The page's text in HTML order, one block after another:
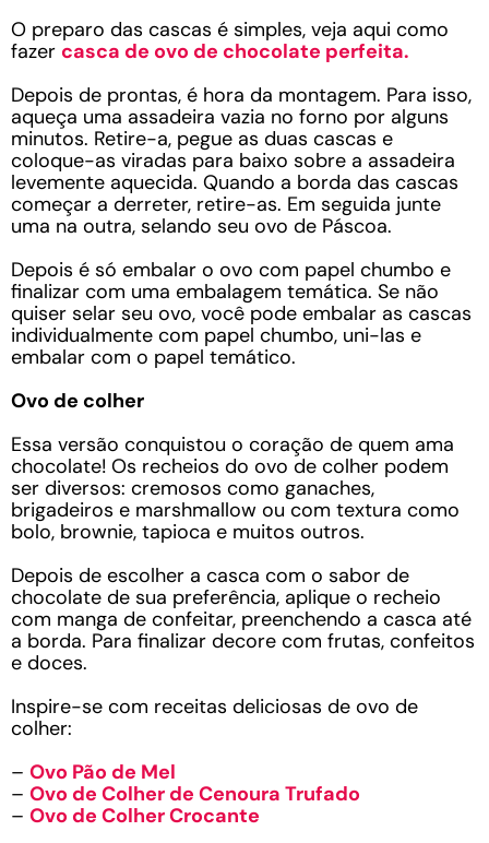
O preparo das cascas é simples, veja aqui como
fazer casca de ovo de chocolate perfeita.
Depois de prontas, é hora da montagem. Para isso,
aqueça uma assadeira vazia no forno por alguns
minutos. Retire-a, pegue as duas cascas e
coloque-as viradas para baixo sobre a assadeira
levemente aquecida. Quando a borda das cascas
começar a derreter, retire-as. Em seguida junte
uma na outra, selando seu ovo de Páscoa.
Depois é só embalar o ovo com papel chumbo e
finalizar com uma embalagem temática. Se não
quiser selar seu ovo, você pode embalar as cascas
individualmente com papel chumbo, uni-las e
embalar com o papel temático.
Ovo de colher
Essa versão conquistou o coração de quem ama
chocolate! Os recheios do ovo de colher podem
ser diversos: cremosos como ganaches,
brigadeiros e marshmallow ou com textura como
bolo, brownie, tapioca e muitos outros.
Depois de escolher a casca com o sabor de
chocolate de sua preferência, aplique o recheio
com manga de confeitar, preenchendo a casca até
a borda. Para finalizar decore com frutas, confeitos
e doces.
Inspire-se com receitas deliciosas de ovo de
colher:
– Ovo Pão de Mel
– Ovo de Colher de Cenoura Trufado
– Ovo de Colher Crocante